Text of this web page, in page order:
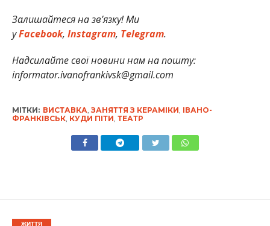
Залишайтеся на зв’язку! Ми
уFacebook, Instagram, Telegram.
Надсилайте свої новини нам на пошту:
informator.ivanofrankivsk@gmail.com
МІТКИ: ВИСТАВКА ЗАНЯТТЯ З КЕРАМІКИ ІВАНО-
ФРАНКІВСЬК, КУДИ ПІТИ ТЕАТР
ЖИТТЯ